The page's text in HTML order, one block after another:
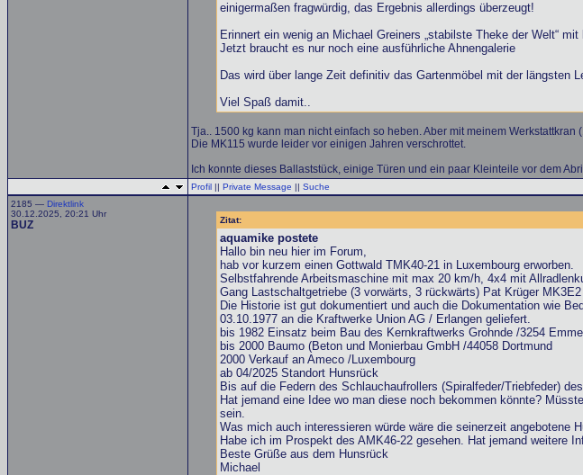
einigermaßen fragwürdig, das Ergebnis allerdings überzeugt!
Erinnert ein wenig an Michael Greiners „stabilste Theke der Welt“
Jetzt braucht es nur noch eine ausführliche Ahnengalerie
Das wird über lange Zeit definitiv das Gartenmöbel mit der längsten
Viel Spaß damit..
Tja.. 1500 kg kann man nicht einfach so heben. Aber mit meinem
Die MK115 wurde leider vor einigen Jahren verschrottet.
Ich konnte dieses Ballaststück, einige Türen und ein paar Kleinteile vor dem
Profil || Private Message || Suche
2185 — Direktlink
30.12.2025, 20:21 Uhr
BUZ Zitat:
aquamike postete
Hallo bin neu hier im Forum,
hab vor kurzem einen Gottwald TMK40-21 in Luxembourg erworben.
Selbstfahrende Arbeitsmaschine mit max 20 km/h, 4x4 mit
Gang Lastschaltgetriebe (3 vorwärts, 3 rückwärts) Pat Krüger
Die Historie ist gut dokumentiert und auch die Dokumentation wie
03.10.1977 an die Kraftwerke Union AG / Erlangen geliefert.
bis 1982 Einsatz beim Bau des Kernkraftwerks Grohnde /3254
bis 2000 Baumo (Beton und Monierbau GmbH /44058 Dortmund
2000 Verkauf an Ameco /Luxembourg
ab 04/2025 Standort Hunsrück
Bis auf die Federn des Schlauchaufrollers (Spiralfeder/Triebfeder)
Hat jemand eine Idee wo man diese noch bekommen könnte?
sein.
Was mich auch interessieren würde wäre die seinerzeit angebotene
Habe ich im Prospekt des AMK46-22 gesehen. Hat jemand weitere
Beste Grüße aus dem Hunsrück
Michael